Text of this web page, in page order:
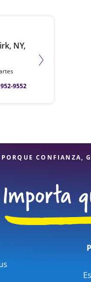
NY,
9552
PORQUE CONFIANZA,